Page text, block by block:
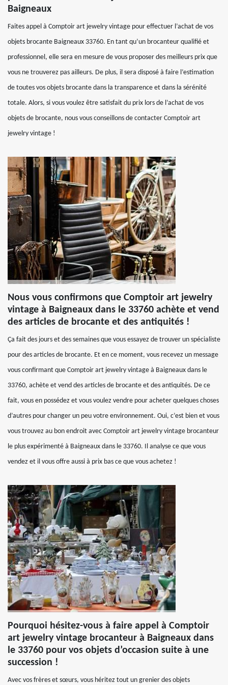
Baigneaux
Faites appel à Comptoir art jewelry vintage pour effectuer l’achat de vos
objets brocante Baigneaux 33760. En tant qu’un brocanteur qualifié et
professionnel, elle sera en mesure de vous proposer des meilleurs prix que
vous ne trouverez pas ailleurs. De plus, il sera disposé à faire l’estimation
de toutes vos objets brocante dans la transparence et dans la sérénité
totale. Alors, si vous voulez être satisfait du prix lors de l’achat de vos
objets de brocante, nous vous conseillons de contacter Comptoir art
jewelry vintage !
Nous vous confirmons que Comptoir art jewelry
vintage à Baigneaux dans le 33760 achète et vend
des articles de brocante et des antiquités !
Ça fait des jours et des semaines que vous essayez de trouver un spécialiste
pour des articles de brocante. Et en ce moment, vous recevez un message
vous confirmant que Comptoir art jewelry vintage à Baigneaux dans le
33760, achète et vend des articles de brocante et des antiquités. De ce
fait, vous en possédez et vous voulez vendre pour acheter quelques choses
d’autres pour changer un peu votre environnement. Oui, c’est bien et vous
vous trouvez au bon endroit avec Comptoir art jewelry vintage brocanteur
le plus expérimenté à Baigneaux dans le 33760. Il analyse ce que vous
vendez et il vous offre aussi à prix bas ce que vous achetez !
Pourquoi hésitez-vous à faire appel à Comptoir
art jewelry vintage brocanteur à Baigneaux dans
le 33760 pour vos objets d’occasion suite à une
succession !
Avec vos frères et sœurs, vous héritez tout un grenier des objets